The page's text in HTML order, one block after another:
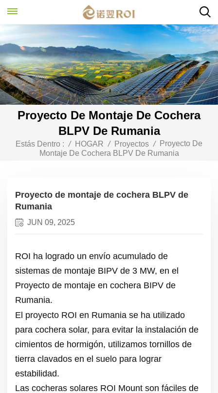
Proyecto De Montaje De Cochera
BLPV De Rumania
Estás Dentro : / HOGAR / Proyectos /
Proyecto De
Montaje De Cochera BLPV De Rumania
Proyecto de montaje de cochera BLPV de
Rumania
JUN 09, 2025
ROI ha logrado un envío acumulado de
sistemas de montaje BIPV de 3 MW, en el
Proyecto de montaje en cochera BIPV de
Rumania.
El proyecto ROI en Rumania se ha utilizado
para cochera solar, para evitar la instalación de
cimientos de hormigón, utilizamos tornillos de
tierra clavados en el suelo para lograr
estabilidad.
Las cocheras solares ROI Mount son fáciles de